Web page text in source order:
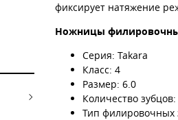
фиксирует натяжение
Ножницы
Серия: Takara
Класс: 4
Размер: 6.0
Количество
Тип филировочных